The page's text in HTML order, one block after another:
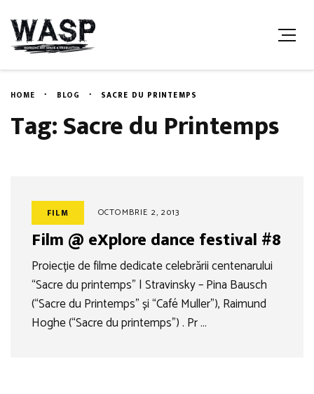
HOME BLOG SACRE DU PRINTEMPS
Tag: Sacre du Printemps
FILM OCTOMBRIE 2, 2013
Film @ eXplore dance festival #8
Proiecție de filme dedicate celebrării centenarului
“Sacre du printemps” | Stravinsky – Pina Bausch
(“Sacre du Printemps” și “Café Muller”), Raimund
Hoghe (“Sacre du printemps”) . Pr …